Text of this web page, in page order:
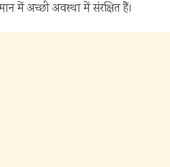
में अच्छी अवस्था में संरक्षित हैं।